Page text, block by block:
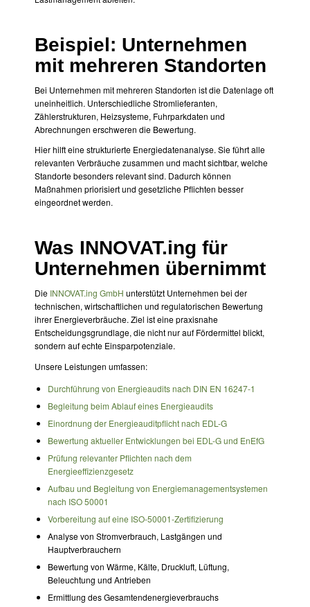
Beispiel: Unternehmen
mit mehreren Standorten
Bei Unternehmen mit mehreren Standorten ist die Datenlage oft
uneinheitlich. Unterschiedliche Stromlieferanten,
Zählerstrukturen, Heizsysteme, Fuhrparkdaten und
Abrechnungen erschweren die Bewertung.
Hier hilft eine strukturierte Energiedatenanalyse. Sie führt alle
relevanten Verbräuche zusammen und macht sichtbar, welche
Standorte besonders relevant sind. Dadurch können
Maßnahmen priorisiert und gesetzliche Pflichten besser
eingeordnet werden.
Was INNOVAT.ing für
Unternehmen übernimmt
Die INNOVAT.ing GmbH unterstützt Unternehmen bei der
technischen, wirtschaftlichen und regulatorischen Bewertung
ihrer Energieverbräuche. Ziel ist eine praxisnahe
Entscheidungsgrundlage, die nicht nur auf Fördermittel blickt,
sondern auf echte Einsparpotenziale.
Unsere Leistungen umfassen:
Durchführung von Energieaudits nach DIN EN 16247-1
Begleitung beim Ablauf eines Energieaudits
Einordnung der Energieauditpflicht nach EDL-G
Bewertung aktueller Entwicklungen bei EDL-G und EnEfG
Prüfung relevanter Pflichten nach dem
Energieeffizienzgesetz
Aufbau und Begleitung von Energiemanagementsystemen
nach ISO 50001
Vorbereitung auf eine ISO-50001-Zertifizierung
Analyse von Stromverbrauch, Lastgängen und
Hauptverbrauchern
Bewertung von Wärme, Kälte, Druckluft, Lüftung,
Beleuchtung und Antrieben
Ermittlung des Gesamtendenergieverbrauchs